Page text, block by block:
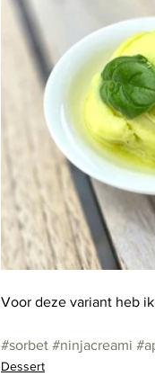
Voor deze variant heb
#sorbet #ninjacreami
Dessert